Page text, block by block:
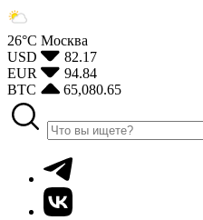
26°С Москва
USD
82.17
EUR
94.84
BTC
65,080.65